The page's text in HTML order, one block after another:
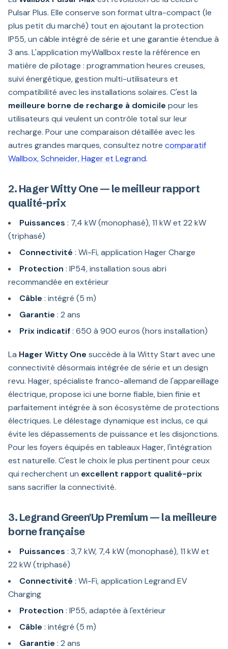
Pulsar Plus. Elle conserve son format ultra-compact (le
plus petit du marché) tout en ajoutant la protection
IP55, un câble intégré de série et une garantie étendue à
3 ans. L'application myWallbox reste la référence en
matière de pilotage : programmation heures creuses,
suivi énergétique, gestion multi-utilisateurs et
compatibilité avec les installations solaires. C'est la
meilleure borne de recharge à domicile pour les
utilisateurs qui veulent un contrôle total sur leur
recharge. Pour une comparaison détaillée avec les
autres grandes marques, consultez notre comparatif
Wallbox, Schneider, Hager et Legrand.
2. Hager Witty One — le meilleur rapport
qualité-prix
Puissances : 7,4 kW (monophasé), 11 kW et 22 kW
(triphasé)
Connectivité : Wi-Fi, application Hager Charge
Protection : IP54, installation sous abri
recommandée en extérieur
Câble : intégré (5 m)
Garantie : 2 ans
Prix indicatif: 650 à 900 euros (hors installation)
La Hager Witty One succède à la Witty Start avec une
connectivité désormais intégrée de série et un design
revu. Hager, spécialiste franco-allemand de l'appareillage
électrique, propose ici une borne fiable, bien finie et
parfaitement intégrée à son écosystème de protections
électriques. Le délestage dynamique est inclus, ce qui
évite les dépassements de puissance et les disjonctions.
Pour les foyers équipés en tableaux Hager, l'intégration
est naturelle. C'est le choix le plus pertinent pour ceux
qui recherchent un excellent rapport qualité-prix
sans sacrifier la connectivité.
3. Legrand Green'Up Premium — la meilleure
borne française
Puissances : 3,7 kW, 7,4 kW (monophasé), 11 kW et
22 kW (triphasé)
Connectivité : Wi-Fi, application Legrand EV
Charging
Protection : IP55, adaptée à l'extérieur
Câble : intégré (5 m)
Garantie : 2 ans